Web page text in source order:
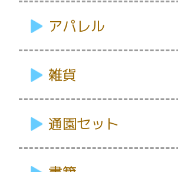
アパレル
雑貨
通園セット